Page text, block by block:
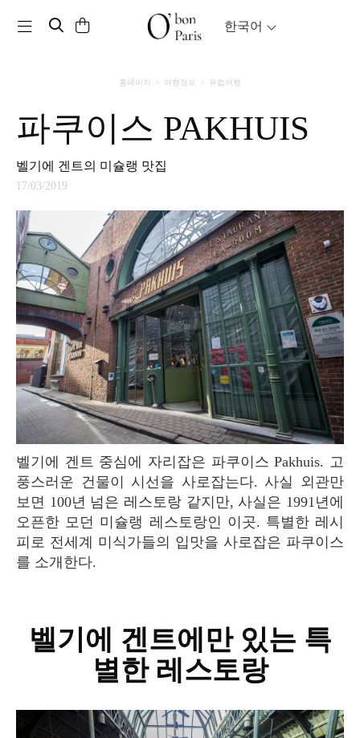
Toggle navigation 한국어
홈페이지 여행정보 유럽여행
파쿠이스 PAKHUIS
벨기에 겐트의 미슐랭 맛집
17/03/2019
벨기에 겐트 중심에 자리잡은 파쿠이스 Pakhuis. 고
풍스러운 건물이 시선을 사로잡는다. 사실 외관만
보면 100년 넘은 레스토랑 같지만, 사실은 1991년에
오픈한 모던 미슐랭 레스토랑인 이곳. 특별한 레시
피로 전세계 미식가들의 입맛을 사로잡은 파쿠이스
를 소개한다.
벨기에 겐트에만 있는 특
별한 레스토랑